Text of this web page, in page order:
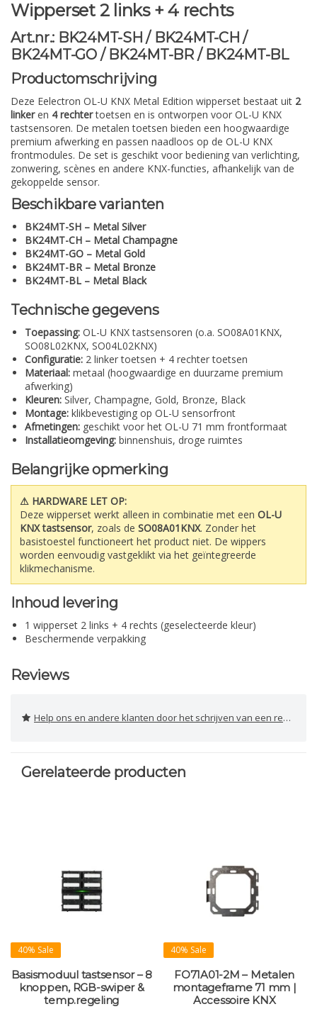
Wipperset 2 links + 4 rechts
Art.nr.: BK24MT-SH / BK24MT-CH /
BK24MT-GO / BK24MT-BR / BK24MT-BL
Productomschrijving
Deze Eelectron OL-U KNX Metal Edition wipperset bestaat uit 2
linkeren 4 rechtertoetsen en is ontworpen voor OL-U KNX
tastsensoren. De metalen toetsen bieden een hoogwaardige
premium afwerking en passen naadloos op de OL-U KNX
frontmodules. De set is geschikt voor bediening van verlichting,
zonwering, scènes en andere KNX-functies, afhankelijk van de
gekoppelde sensor.
Beschikbare varianten
BK24MT-SH – Metal Silver
BK24MT-CH – Metal Champagne
BK24MT-GO – Metal Gold
BK24MT-BR – Metal Bronze
BK24MT-BL – Metal Black
Technische gegevens
Toepassing: OL-U KNX tastsensoren (o.a. SO08A01KNX,
SO08L02KNX, SO04L02KNX)
Configuratie: 2 linker toetsen + 4 rechter toetsen
Materiaal: metaal (hoogwaardige en duurzame premium
afwerking)
Kleuren: Silver, Champagne, Gold, Bronze, Black
Montage: klikbevestiging op OL-U sensorfront
Afmetingen: geschikt voor het OL-U 71 mm frontformaat
Installatieomgeving: binnenshuis, droge ruimtes
Belangrijke opmerking
⚠ HARDWARE LET OP:
Deze wipperset werkt alleen in combinatie met een OL-U
KNX tastsensor, zoals de SO08A01KNX. Zonder het
basistoestel functioneert het product niet. De wippers
worden eenvoudig vastgeklikt via het geïntegreerde
klikmechanisme.
Inhoud levering
1 wipperset 2 links + 4 rechts (geselecteerde kleur)
Beschermende verpakking
Reviews
Help ons en andere klanten door het schrijven van een review
Gerelateerde producten
40% Sale
Basismoduul tastsensor – 8
knoppen, RGB-swiper &
temp.regeling
40% Sale
FO71A01-2M – Metalen
montageframe 71 mm |
Accessoire KNX